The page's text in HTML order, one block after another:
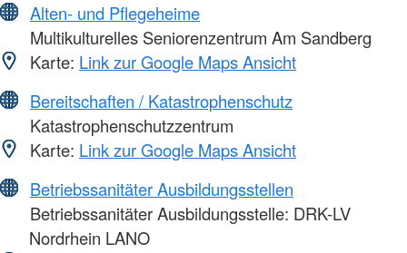
Alten- und Pflegeheime
Multikulturelles Seniorenzentrum Am Sandberg
Karte: Link zur Google Maps Ansicht
Bereitschaften / Katastrophenschutz
Katastrophenschutzzentrum
Karte: Link zur Google Maps Ansicht
Betriebssanitäter Ausbildungsstellen
Betriebssanitäter Ausbildungsstelle: DRK-LV
Nordrhein LANO